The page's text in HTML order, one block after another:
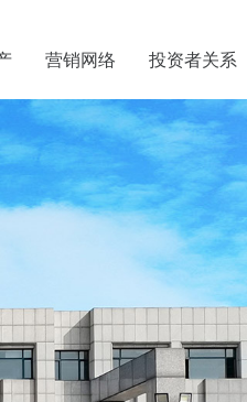
营销网络 投资者关系